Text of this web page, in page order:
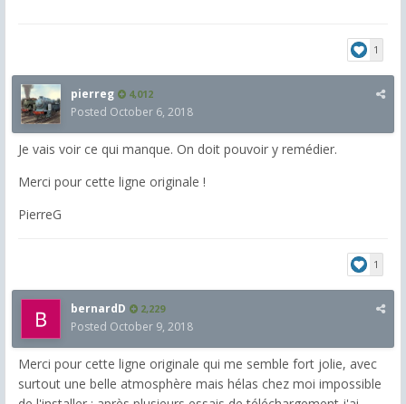
1
pierreg 4,012
Posted October 6, 2018
Je vais voir ce qui manque. On doit pouvoir y remédier.
Merci pour cette ligne originale !
PierreG
1
bernardD 2,229
Posted October 9, 2018
Merci pour cette ligne originale qui me semble fort jolie, avec
surtout une belle atmosphère mais hélas chez moi impossible